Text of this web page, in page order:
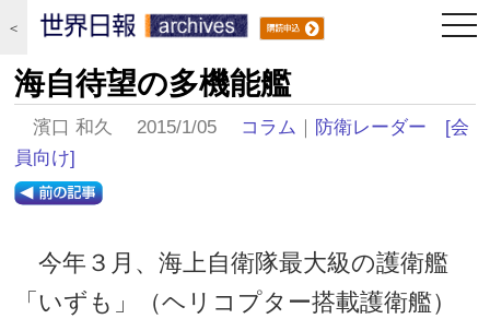
＜
海自待望の多機能艦
濱口 和久 2015/1/05 コラム ｜ 防衛レーダー
[会
員向け]
今年３月、海上自衛隊最大級の護衛艦
「いずも」（ヘリコプター搭載護衛艦）